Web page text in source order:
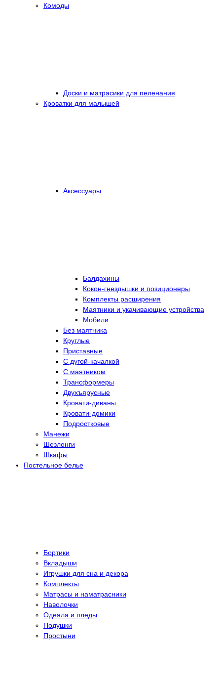
Комоды
Доски и матрасики для пеленания
Кроватки для малышей
Аксессуары
Балдахины
Кокон-гнездышки и позиционеры
Комплекты расширения
Маятники и укачивающие устройства
Мобили
Без маятника
Круглые
Приставные
С дугой-качалкой
С маятником
Трансформеры
Двухъярусные
Кровати-диваны
Кровати-домики
Подростковые
Манежи
Шезлонги
Шкафы
Постельное белье
Бортики
Вкладыши
Игрушки для сна и декора
Комплекты
Матрасы и наматрасники
Наволочки
Одеяла и пледы
Подушки
Простыни